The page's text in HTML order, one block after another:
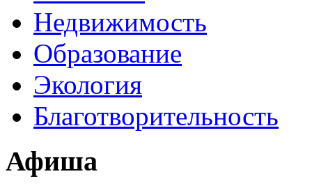
Недвижимость
Образование
Экология
Благотворительность
Афиша